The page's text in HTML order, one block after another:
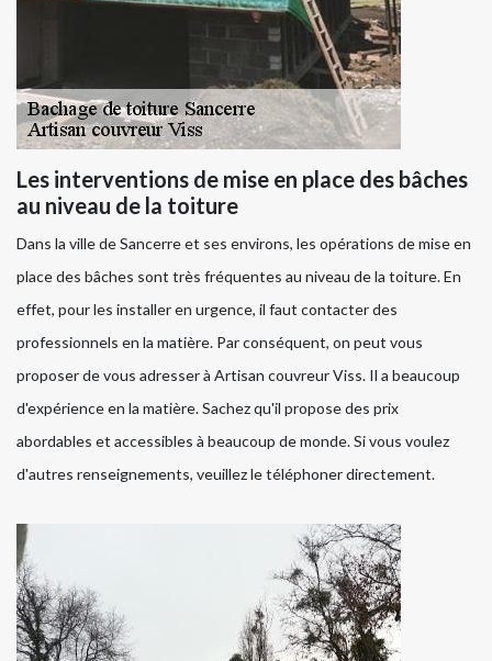
Les interventions de mise en place des bâches
au niveau de la toiture
Dans la ville de Sancerre et ses environs, les opérations de mise en
place des bâches sont très fréquentes au niveau de la toiture. En
effet, pour les installer en urgence, il faut contacter des
professionnels en la matière. Par conséquent, on peut vous
proposer de vous adresser à Artisan couvreur Viss. Il a beaucoup
d'expérience en la matière. Sachez qu'il propose des prix
abordables et accessibles à beaucoup de monde. Si vous voulez
d'autres renseignements, veuillez le téléphoner directement.